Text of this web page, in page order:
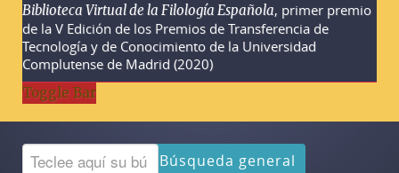
Biblioteca Virtual de la Filología Española, primer premio
de la V Edición de los Premios de Transferencia de
Tecnología y de Conocimiento de la Universidad
Complutense de Madrid (2020)
Toggle Bar
Búsqueda general